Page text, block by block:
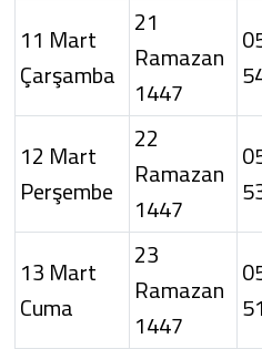
11 Mart
Çarşamba
21
Ramazan
1447
12 Mart
Perşembe
22
Ramazan
1447
13 Mart
Cuma
23
Ramazan
1447
51